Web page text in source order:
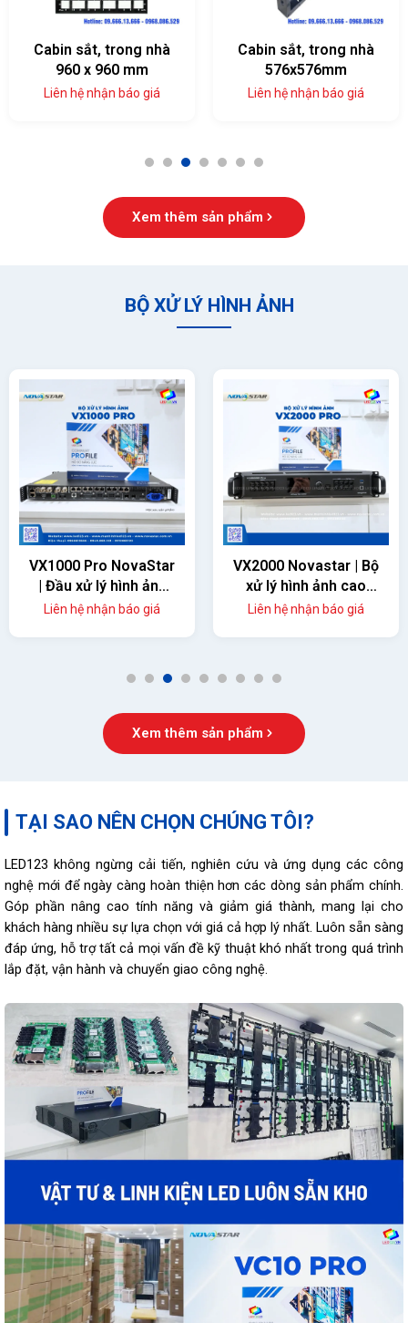
Cabin sắt, trong nhà
960 x 960 mm
Liên hệ nhận báo giá
Cabin sắt, trong nhà
576x576mm
Liên hệ nhận báo giá
1 2 3 4 5 6 7
Xem thêm sản phẩm
BỘ XỬ LÝ HÌNH ẢNH
VX1000 Pro NovaStar
| Đầu xử lý hình ảnh
màn hình led
Liên hệ nhận báo giá
VX2000 Novastar | Bộ
xử lý hình ảnh cao
cấp
Liên hệ nhận báo giá
1 2 3 4 5 6 7 8 9
Xem thêm sản phẩm
TẠI SAO NÊN CHỌN CHÚNG TÔI?
LED123 không ngừng cải tiến, nghiên cứu và ứng dụng các công
nghệ mới để ngày càng hoàn thiện hơn các dòng sản phẩm chính.
Góp phần nâng cao tính năng và giảm giá thành, mang lại cho
khách hàng nhiều sự lựa chọn với giá cả hợp lý nhất. Luôn sẵn sàng
đáp ứng, hỗ trợ tất cả mọi vấn đề kỹ thuật khó nhất trong quá trình
lắp đặt, vận hành và chuyển giao công nghệ.